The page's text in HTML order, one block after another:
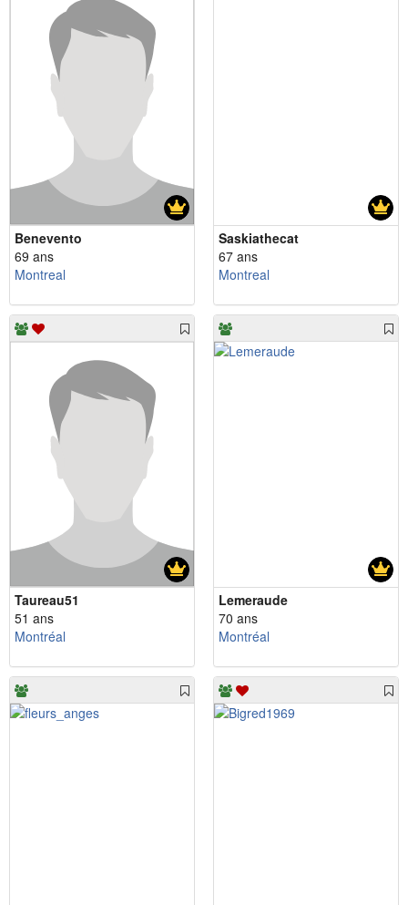
Benevento
69 ans
Montreal
Saskiathecat
67 ans
Montreal
Taureau51
51 ans
Montréal
Lemeraude
70 ans
Montréal